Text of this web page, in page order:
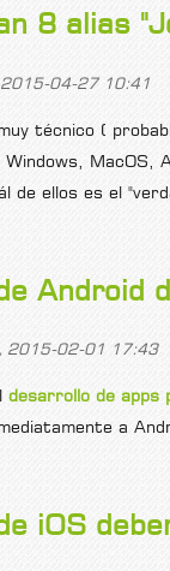
8 alias
04-27 10:41
técnico (
Windows,
de ellos es el
Android
2015-02-01 17:43
desarrollo de apps
a
iOS